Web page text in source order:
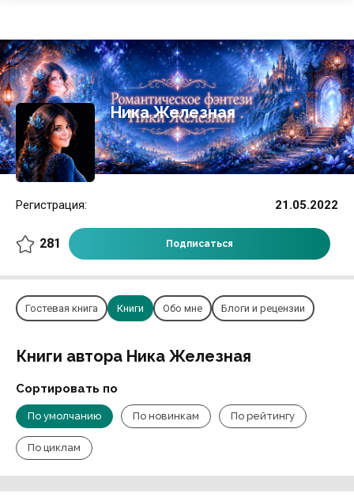
Ника Железная
21.05.2022
Регистрация:
281 Подписаться
Гостевая книга Книги Обо мне Блоги и рецензии
Книги автора Ника Железная
Сортировать по
По умолчанию По новинкам По рейтингу
По циклам